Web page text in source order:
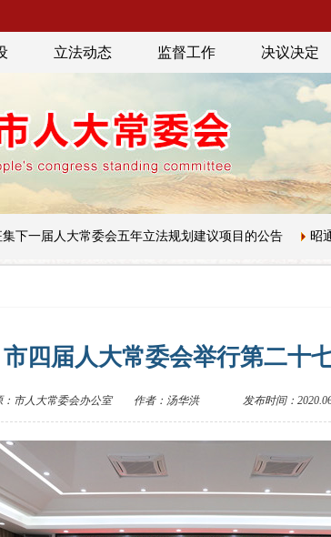
立法动态 监督工作 决议决定
人大常委会五年立法规划建议项目的公告 昭通市人
市四届人大常委会举行第二十
：市人大常委会办公室 作者：汤华洪 发布时间：